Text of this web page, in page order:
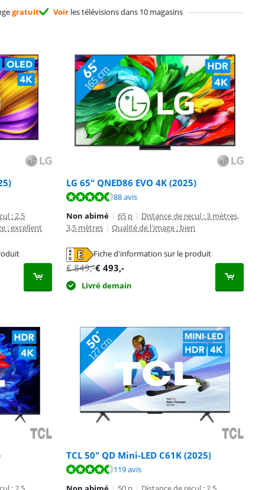
gratuit Voir les télévisions dans 10 magasins
: 2,5
: excellent
LG 65" QNED86 EVO 4K (2025)
88 avis
Non abimé | 65 p | Distance de recul : 3 mètres,
3,5 mètres | Qualité de l'image : bien
Fiche d'information sur le produit
€849,-€ 493,-
Livré demain
TCL 50" QD Mini-LED C61K (2025)
119 avis